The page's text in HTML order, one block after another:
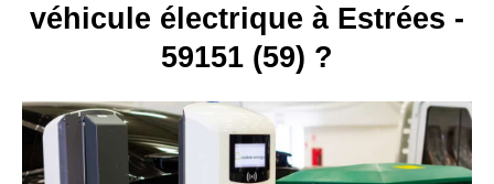
véhicule électrique à Estrées -
59151 (59) ?